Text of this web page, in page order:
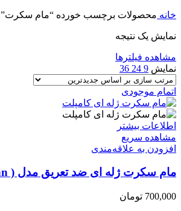
خانه محصولات برچسب خورده “مام سکرت”
نمایش یک نتیجه
مشاهده فیلترها
نمایش 9
24
36
اتمام موجودی
اطلاعات بیشتر
مشاهده سریع
افزودن به علاقه‌مندی
مام سکرت ژله ای ضد تعریق مدل ( completely clean )
700,000 تومان